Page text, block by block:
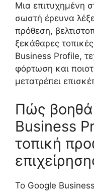
Μια επιτυχημένη
σωστή έρευνα
πρόθεση,
ξεκάθαρες
Business Profile,
φόρτωση και
μετατρέπει
Πώς
Business
τοπική
Το Google